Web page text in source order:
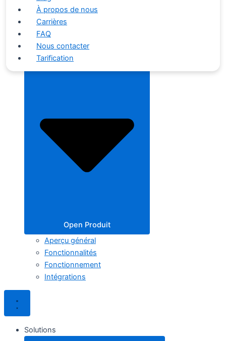
Close Produit
Open Produit
Aperçu général
Fonctionnalités
Fonctionnement
Intégrations
Solutions
À propos de nous
Carrières
FAQ
Nous contacter
Tarification